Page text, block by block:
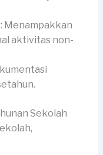
Menampakkan
aktivitas non-
Sekolah